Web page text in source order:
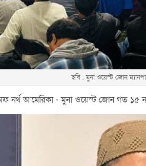
ছবি : মুনা ওয়েস্ট জোন
নর্থ আমেরিকা - মুনা ওয়েস্ট জোন গত ১৫